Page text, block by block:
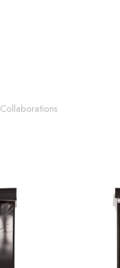
Collaborations